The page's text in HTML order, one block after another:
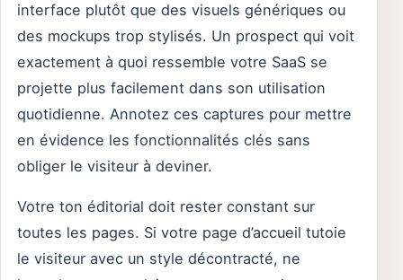
interface plutôt que des visuels génériques ou
des mockups trop stylisés. Un prospect qui voit
exactement à quoi ressemble votre SaaS se
projette plus facilement dans son utilisation
quotidienne. Annotez ces captures pour mettre
en évidence les fonctionnalités clés sans
obliger le visiteur à deviner.
Votre ton éditorial doit rester constant sur
toutes les pages. Si votre page d’accueil tutoie
le visiteur avec un style décontracté, ne